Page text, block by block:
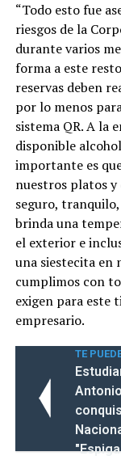
“Todo esto fue
riesgos de la
durante varios
forma a este
reservas deben
por lo menos
sistema QR. A la
disponible
importante es
nuestros platos
seguro,
brinda una
el exterior e
una siestecita en
cumplimos con
exigen para este
empresario.
TE